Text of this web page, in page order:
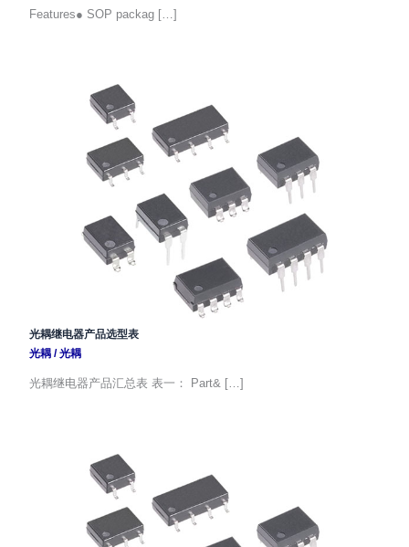
Features● SOP packag […]
光耦继电器产品选型表
光耦/光耦
光耦继电器产品汇总表 表一： Part& […]